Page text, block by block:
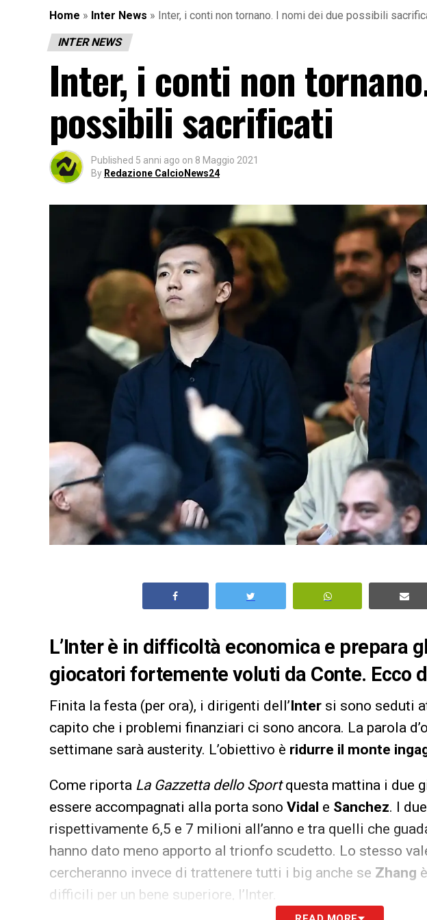
Home » Inter News » Inter, i conti non tornano. I nomi dei due possibili
INTER NEWS
Inter, i conti non
possibili sacrificati
Published 5 anni ago on 8 Maggio 2021
By Redazione CalcioNews24
L’Inter è in difficoltà economica e prepara
giocatori fortemente voluti da Conte. Ecco
Finita la festa (per ora), i dirigenti dell’Inter si sono seduti
capito che i problemi finanziari ci sono ancora. La parola
settimane sarà austerity. L’obiettivo è ridurre il monte
Come riporta La Gazzetta dello Sportquesta mattina i due
essere accompagnati alla porta sono Vidal e Sanchez. I
rispettivamente 6,5 e 7 milioni all’anno e tra quelli che
hanno dato meno apporto al trionfo scudetto. Lo stesso
cercheranno invece di trattenere tutti i big anche se Zhang
difficili per un bene superiore, l’Inter.